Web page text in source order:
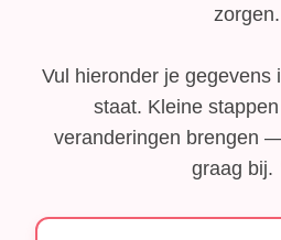
zorgen.
Vul hieronder je gegevens
staat. Kleine
veranderingen brengen
graag bij.